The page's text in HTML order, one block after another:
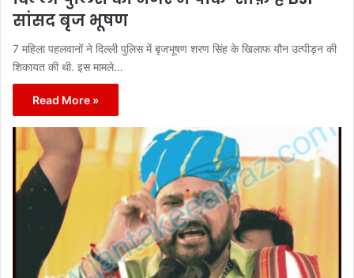
सांसद बृज भूषण
7 महिला पहलवानों ने दिल्ली पुलिस में बृजभूषण शरण सिंह के खिलाफ यौन उत्पीड़न की
शिकायत की थी. इस मामले…
Read More »